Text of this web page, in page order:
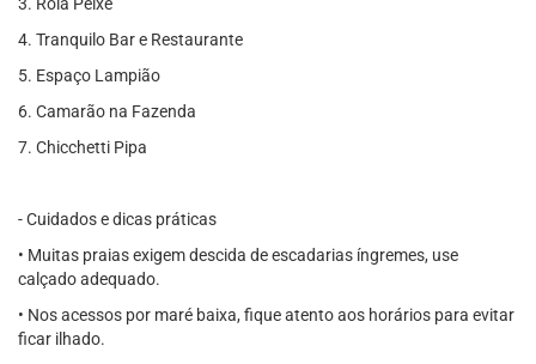
4. Tranquilo Bar e Restaurante
5. Espaço Lampião
6. Camarão na Fazenda
7. Chicchetti Pipa
- Cuidados e dicas práticas
• Muitas praias exigem descida de escadarias íngremes, use
calçado adequado.
• Nos acessos por maré baixa, fique atento aos horários para evitar
ficar ilhado.